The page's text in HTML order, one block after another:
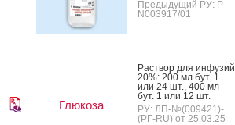
Предыдущий РУ: Р
N003917/01
Глюкоза
Рас­твор для ин­фу­зий
20%: 200 мл бут. 1
или 24 шт., 400 мл
бут. 1 или 12 шт.
РУ: ЛП-№(009421)-
(РГ-RU) от 25.03.25